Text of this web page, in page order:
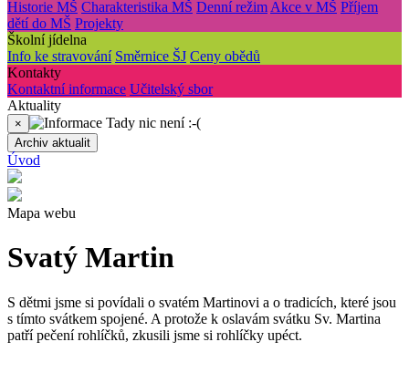
Historie MŠ Charakteristika MŠ Denní režim Akce v MŠ Příjem
dětí do MŠ Projekty
Školní jídelna
Info ke stravování Směrnice ŠJ Ceny obědů
Kontakty
Kontaktní informace Učitelský sbor
Aktuality
× Tady nic není :-(
Archiv aktualit
Úvod
Mapa webu
Svatý Martin
S dětmi jsme si povídali o svatém Martinovi a o tradicích, které jsou
s tímto svátkem spojené. A protože k oslavám svátku Sv. Martina
patří pečení rohlíčků, zkusili jsme si rohlíčky upéct.